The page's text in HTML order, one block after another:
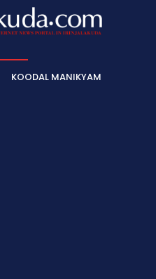
KOODAL MANIKYAM